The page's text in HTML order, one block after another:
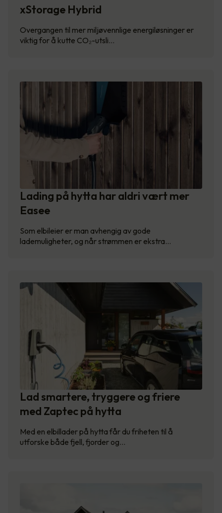
xStorage Hybrid
Overgangen til mer miljøvennlige energiløsninger er
viktig for å kutte CO₂-utsli…
Lading på hytta har aldri vært mer
Easee
Som elbileier er man avhengig av gode
lademuligheter, og når strømmen er ekstra…
Lad smartere, tryggere og friere
med Zaptec på hytta
Med en elbillader på hytta får du friheten til å
utforske både fjell, fjorder og…